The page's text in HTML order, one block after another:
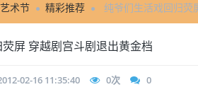
术节 精彩推荐 纯爷们生活戏回归荧
屏 穿越剧宫斗剧退出黄金档
02-16 11:35:40 0次 0